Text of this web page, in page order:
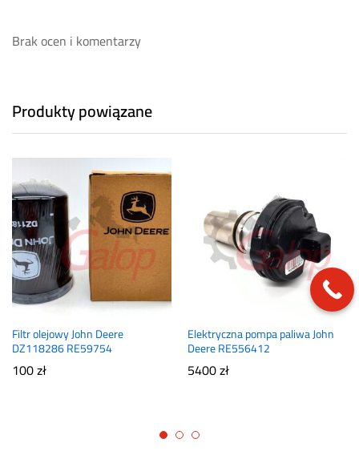
Brak ocen i komentarzy
Produkty powiązane
Filtr olejowy John Deere
DZ118286 RE59754
100zł
Elektryczna pompa paliwa John
Deere RE556412
5400zł